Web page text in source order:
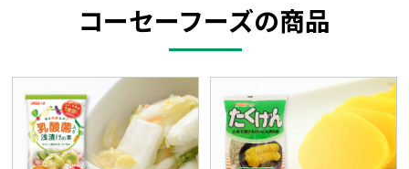
コーセーフーズの商品